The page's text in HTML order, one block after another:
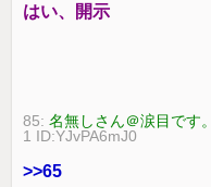
はい、開示
85:名無しさん＠涙目です
1 ID:YJvPA6mJ0
>>65